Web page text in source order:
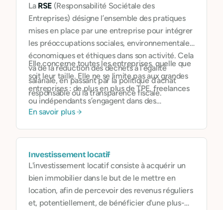
La RSE (Responsabilité Sociétale des
Entreprises) désigne l’ensemble des pratiques
mises en place par une entreprise pour intégrer
les préoccupations sociales, environnementales,
économiques et éthiques dans son activité. Cela
va de la réduction des déchets à l’égalité
salariale, en passant par la politique d’achat
responsable ou la transparence fiscale.
Elle concerne toutes les entreprises, quelle que
soit leur taille. Elle ne se limite pas aux grandes
entreprises : de plus en plus de TPE, freelances
ou indépendants s’engagent dans des
démarches RSE adaptées à leur échelle
En savoir plus
Investissement locatif
L'investissement locatif consiste à acquérir un
bien immobilier dans le but de le mettre en
location, afin de percevoir des revenus réguliers
et, potentiellement, de bénéficier d'une plus-